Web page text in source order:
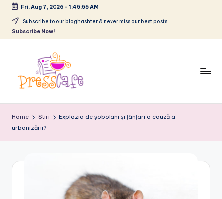
Skip
Fri, Aug 7, 2026 - 1:45:56 AM
Subscribe to our bloghashter & never miss our best posts.
Subscribe Now!
r
e
s
urbane
Home Stiri
Explozia de șobolani și țânțari o cauză a
urbanizării?